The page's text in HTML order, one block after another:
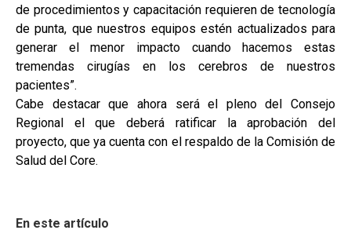
de procedimientos y capacitación requieren de tecnología
de punta, que nuestros equipos estén actualizados para
generar el menor impacto cuando hacemos estas
tremendas cirugías en los cerebros de nuestros
pacientes”.
Cabe destacar que ahora será el pleno del Consejo
Regional el que deberá ratificar la aprobación del
proyecto, que ya cuenta con el respaldo de la Comisión de
Salud del Core.
En este artículo